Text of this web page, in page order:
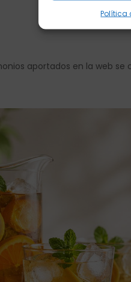
Política
aportados en la web